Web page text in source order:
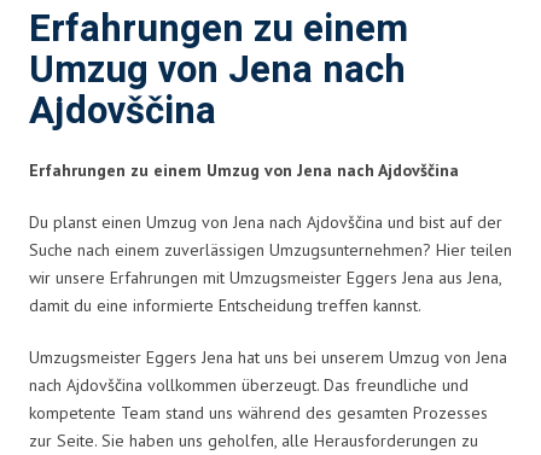
Erfahrungen zu einem
Umzug von Jena nach
Ajdovščina
Erfahrungen zu einem Umzug von Jena nach Ajdovščina
Du planst einen Umzug von Jena nach Ajdovščina und bist auf der
Suche nach einem zuverlässigen Umzugsunternehmen? Hier teilen
wir unsere Erfahrungen mit Umzugsmeister Eggers Jena aus Jena,
damit du eine informierte Entscheidung treffen kannst.
Umzugsmeister Eggers Jena hat uns bei unserem Umzug von Jena
nach Ajdovščina vollkommen überzeugt. Das freundliche und
kompetente Team stand uns während des gesamten Prozesses
zur Seite. Sie haben uns geholfen, alle Herausforderungen zu